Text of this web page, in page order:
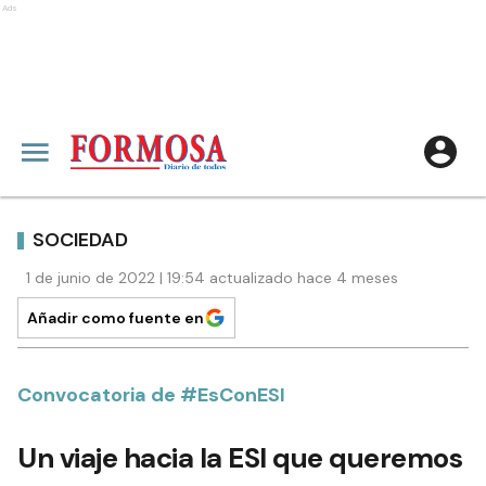
Ads
SOCIEDAD
1 de junio de 2022 | 19:54 actualizado hace 4 meses
Añadir como fuente en
Convocatoria de #EsConESI
Un viaje hacia la ESI que queremos